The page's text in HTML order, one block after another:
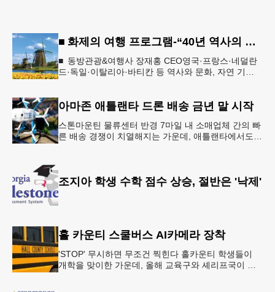
■ 화제의 여행 프로그램-“40년 역사의 신뢰… 서유럽 8개국 13일 대장정”
■ 동방관광&여행사 장재홍 CEO영국·프랑스·네덜란
드·독일·이탈리아·바티칸 등 역사와 문화, 자연 기
아마존 애틀랜타 드론 배송 금년 말 시작
스톤마운틴 물류센터 반경 7마일 내 소매업체 간의 빠
른 배송 경쟁이 치열해지는 가운데, 애틀랜타에서도
조지아 학생 수학 점수 상승, 절반은 '낙제'
홀 카운티 스쿨버스 AI카메라 장착
'STOP' 무시하면 무조건 찍힌다 홀카운티 학생들이
개학을 맞이한 가운데, 올해 교육구와 셰리프국이 학